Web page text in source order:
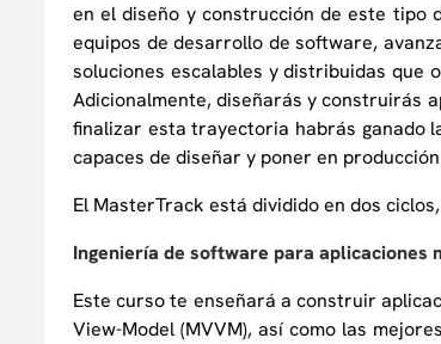
en el diseño y construcción de este tipo
equipos de desarrollo de software,
soluciones escalables y distribuidas que
Adicionalmente, diseñarás y construirás
finalizar esta trayectoria habrás ganado
capaces de diseñar y poner en
El MasterTrack está dividido en dos
Ingeniería de software para aplicaciones
Este curso te enseñará a construir
View-Model (MVVM), así como las